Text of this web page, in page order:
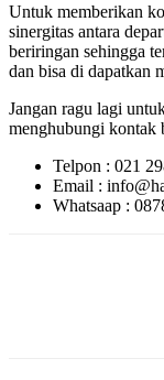
Untuk memberikan
sinergitas antara
beriringan sehingga
dan bisa di dapatkan
Jangan ragu lagi
menghubungi kontak
Telpon : 021
Email :
Whatsaap :